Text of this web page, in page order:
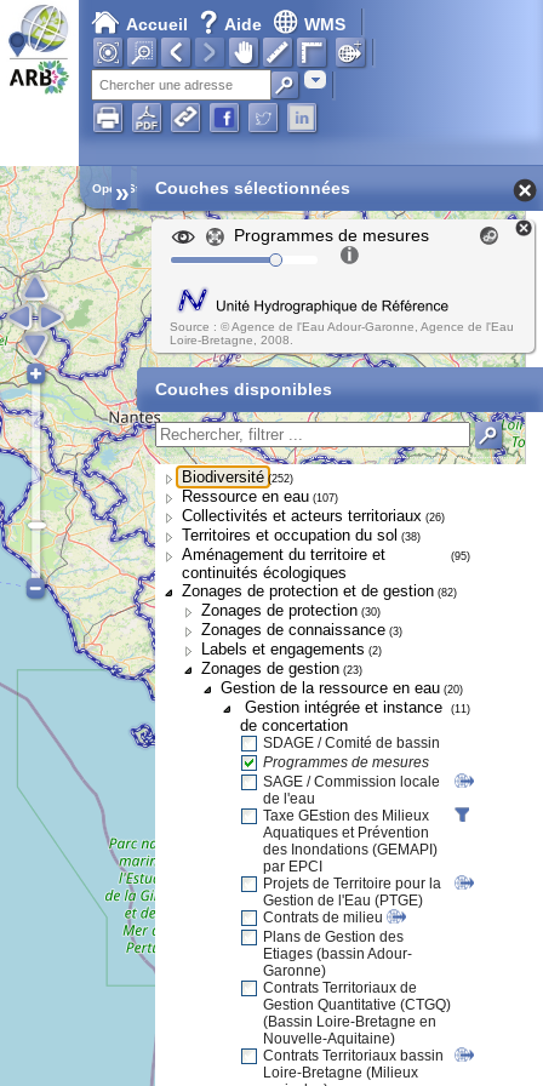
Accueil Aide WMS
Adresse
Chargement en cours...
Open Street Map
» Couches sélectionnées
Programmes de mesures
Source : © Agence de l'Eau Adour-Garonne, Agence de l'Eau
Loire-Bretagne, 2008.
Couches disponibles
Biodiversité (252)
Ressource en eau (107)
Collectivités et acteurs territoriaux (26)
Territoires et occupation du sol (38)
Aménagement du territoire et
continuités écologiques
(95)
Zonages de protection et de gestion (82)
Zonages de protection (30)
Zonages de connaissance (3)
Labels et engagements (2)
Zonages de gestion (23)
Gestion de la ressource en eau (20)
Gestion intégrée et instance
de concertation
(11)
SDAGE / Comité de bassin
Programmes de mesures
SAGE / Commission locale
de l'eau
Taxe GEstion des Milieux
Aquatiques et Prévention
des Inondations (GEMAPI)
par EPCI
Projets de Territoire pour la
Gestion de l'Eau (PTGE)
Contrats de milieu
Plans de Gestion des
Etiages (bassin Adour-
Garonne)
Contrats Territoriaux de
Gestion Quantitative (CTGQ)
(Bassin Loire-Bretagne en
Nouvelle-Aquitaine)
Contrats Territoriaux bassin
Loire-Bretagne (Milieux